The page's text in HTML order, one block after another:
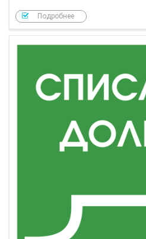
Подробнее